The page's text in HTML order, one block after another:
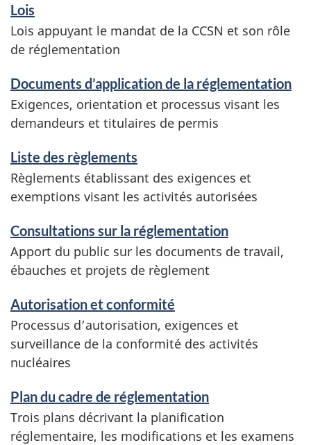
Lois
Lois appuyant le mandat de la CCSN et son rôle
de réglementation
Documents d’application de la réglementation
Exigences, orientation et processus visant les
demandeurs et titulaires de permis
Liste des règlements
Règlements établissant des exigences et
exemptions visant les activités autorisées
Consultations sur la réglementation
Apport du public sur les documents de travail,
ébauches et projets de règlement
Autorisation et conformité
Processus d’autorisation, exigences et
surveillance de la conformité des activités
nucléaires
Plan du cadre de réglementation
Trois plans décrivant la planification
réglementaire, les modifications et les examens